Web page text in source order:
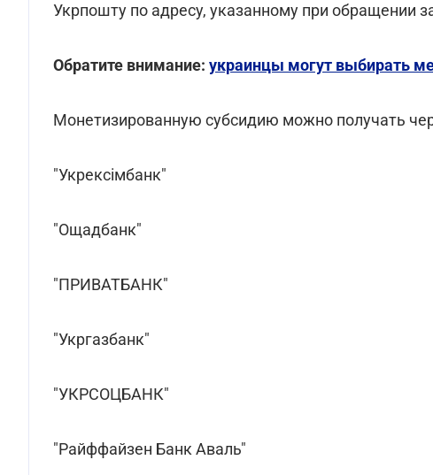
Укрпошту по адресу, указанному при обращении
Обратите внимание: украинцы могут выбирать
Монетизированную субсидию можно получать
"Укрексімбанк"
"Ощадбанк"
"ПРИВАТБАНК"
"Укргазбанк"
"УКРСОЦБАНК"
"Райффайзен Банк Аваль"